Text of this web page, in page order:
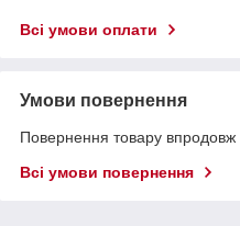
Всі умови оплати
Умови повернення
Повернення товару впродовж
Всі умови повернення